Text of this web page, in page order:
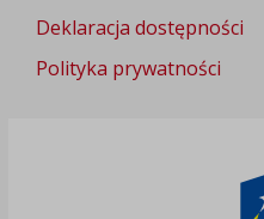
Deklaracja dostępności
Polityka prywatności